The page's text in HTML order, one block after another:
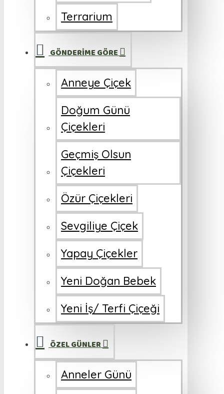
Terrarium
GÖNDERİME GÖRE
Anneye Çiçek
Doğum Günü
Çiçekleri
Geçmiş Olsun
Çiçekleri
Özür Çiçekleri
Sevgiliye Çiçek
Yapay Çiçekler
Yeni Doğan Bebek
Yeni İş/ Terfi Çiçeği
ÖZEL GÜNLER
Anneler Günü